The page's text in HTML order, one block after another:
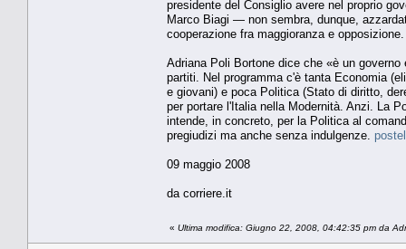
presidente del Consiglio avere nel proprio
Marco Biagi — non sembra, dunque,
cooperazione fra maggioranza e opposizione.
Adriana Poli Bortone dice che «è un
partiti. Nel programma c'è tanta Economia
e giovani) e poca Politica (Stato di diritto,
per portare l'Italia nella Modernità. Anzi. La
intende, in concreto, per la Politica al
pregiudizi ma anche senza indulgenze.
09 maggio 2008
da corriere.it
« Ultima modifica: Giugno 22, 2008, 04:42:35 pm da